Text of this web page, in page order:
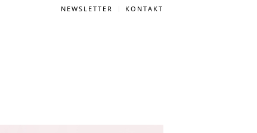
NEWSLETTER KONTAKT